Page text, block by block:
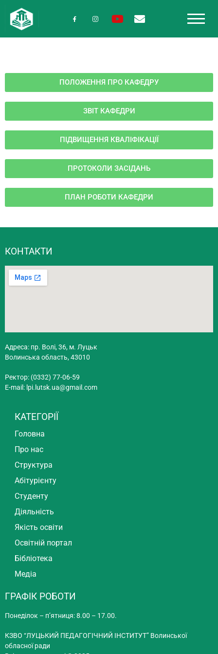
ПОЛОЖЕННЯ ПРО КАФЕДРУ
ЗВІТ КАФЕДРИ
ПІДВИЩЕННЯ КВАЛІФІКАЦІЇ
ПРОТОКОЛИ ЗАСІДАНЬ
ПЛАН РОБОТИ КАФЕДРИ
КОНТАКТИ
Адреса: пр. Волі, 36, м. Луцьк
Волинська область, 43010
Ректор: (0332) 77-06-59
E-mail: lpi.lutsk.ua@gmail.com
КАТЕГОРІЇ
Головна
Про нас
Структура
Абітурієнту
Студенту
Діяльність
Якість освіти
Освітній портал
Бібліотека
Медіа
ГРАФІК РОБОТИ
Понеділок – п’ятниця: 8.00 – 17.00.
КЗВО “ЛУЦЬКИЙ ПЕДАГОГІЧНИЙ ІНСТИТУТ” Волинської
обласної ради